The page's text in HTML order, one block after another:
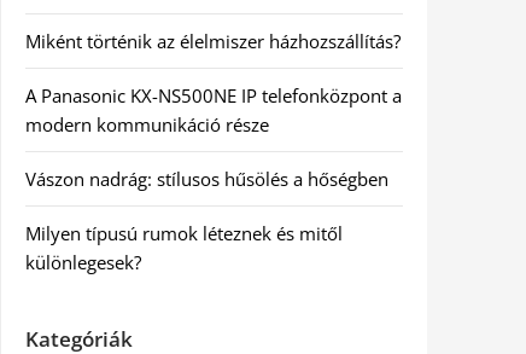
Miként történik az élelmiszer házhozszállítás?
A Panasonic KX-NS500NE IP telefonközpont a
modern kommunikáció része
Vászon nadrág: stílusos hűsölés a hőségben
Milyen típusú rumok léteznek és mitől
különlegesek?
Kategóriák